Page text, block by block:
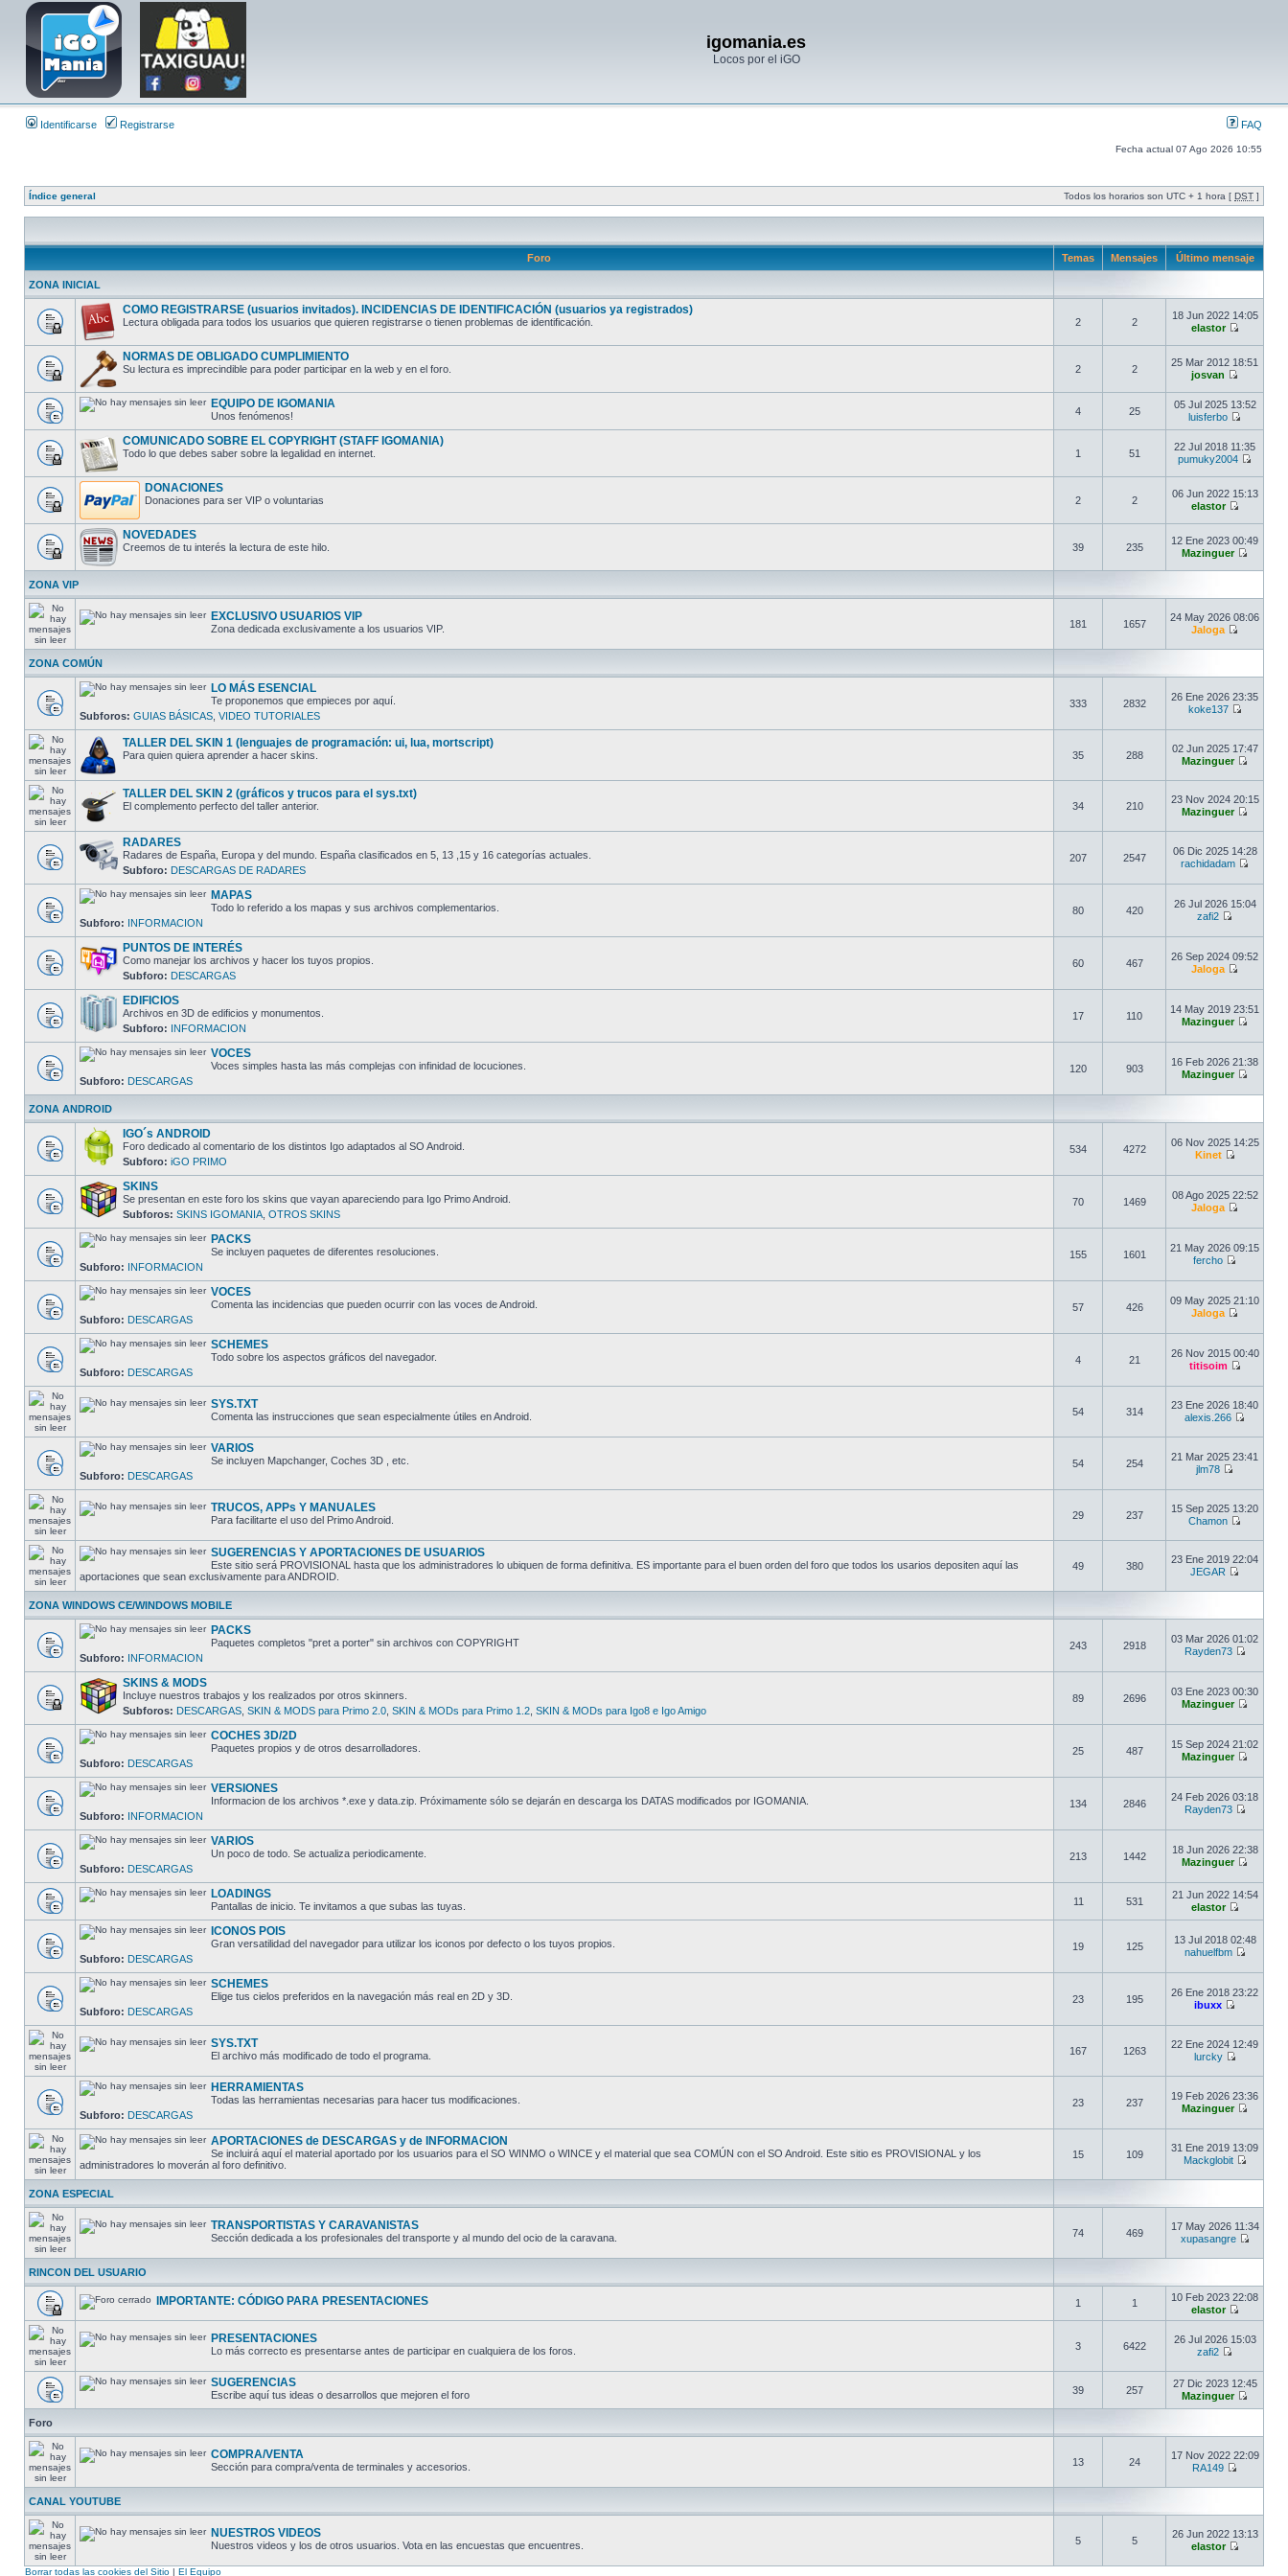
igomania.es
Locos por el iGO
Identificarse Registrarse FAQ
Fecha actual 07 Ago 2026 10:55
Índice general Todos los horarios son UTC + 1 hora [ DST ]
Foro Temas Mensajes Último mensaje
ZONA INICIAL
COMO REGISTRARSE (usuarios invitados). INCIDENCIAS DE IDENTIFICACIÓN (usuarios ya registrados)
Lectura obligada para todos los usuarios que quieren registrarse o tienen problemas de identificación. 2 2
18 Jun 2022 14:05
elastor
NORMAS DE OBLIGADO CUMPLIMIENTO
Su lectura es imprecindible para poder participar en la web y en el foro. 2 2
25 Mar 2012 18:51
josvan
EQUIPO DE IGOMANIA
Unos fenómenos! 4 25
05 Jul 2025 13:52
luisferbo
COMUNICADO SOBRE EL COPYRIGHT (STAFF IGOMANIA)
Todo lo que debes saber sobre la legalidad en internet. 1 51
22 Jul 2018 11:35
pumuky2004
DONACIONES
Donaciones para ser VIP o voluntarias 2 2
06 Jun 2022 15:13
elastor
NOVEDADES
Creemos de tu interés la lectura de este hilo. 39 235
12 Ene 2023 00:49
Mazinguer
ZONA VIP
EXCLUSIVO USUARIOS VIP
Zona dedicada exclusivamente a los usuarios VIP. 181 1657
24 May 2026 08:06
Jaloga
ZONA COMÚN
LO MÁS ESENCIAL
Te proponemos que empieces por aquí.
Subforos: GUIAS BÁSICAS VIDEO TUTORIALES
333 2832
26 Ene 2026 23:35
koke137
TALLER DEL SKIN 1 (lenguajes de programación: ui, lua, mortscript)
Para quien quiera aprender a hacer skins. 35 288
02 Jun 2025 17:47
Mazinguer
TALLER DEL SKIN 2 (gráficos y trucos para el sys.txt)
El complemento perfecto del taller anterior. 34 210
23 Nov 2024 20:15
Mazinguer
RADARES
Radares de España, Europa y del mundo. España clasificados en 5, 13 ,15 y 16 categorías actuales.
Subforo: DESCARGAS DE RADARES
207 2547
06 Dic 2025 14:28
rachidadam
MAPAS
Todo lo referido a los mapas y sus archivos complementarios.
Subforo: INFORMACION
80 420
26 Jul 2026 15:04
zafi2
PUNTOS DE INTERÉS
Como manejar los archivos y hacer los tuyos propios.
Subforo: DESCARGAS
60 467
26 Sep 2024 09:52
Jaloga
EDIFICIOS
Archivos en 3D de edificios y monumentos.
Subforo: INFORMACION
17 110
14 May 2019 23:51
Mazinguer
VOCES
Voces simples hasta las más complejas con infinidad de locuciones.
Subforo: DESCARGAS
120 903
16 Feb 2026 21:38
Mazinguer
ZONA ANDROID
IGO´s ANDROID
Foro dedicado al comentario de los distintos Igo adaptados al SO Android.
Subforo: iGO PRIMO
534 4272
06 Nov 2025 14:25
Kinet
SKINS
Se presentan en este foro los skins que vayan apareciendo para Igo Primo Android.
Subforos: SKINS IGOMANIA OTROS SKINS
70 1469
08 Ago 2025 22:52
Jaloga
PACKS
Se incluyen paquetes de diferentes resoluciones.
Subforo: INFORMACION
155 1601
21 May 2026 09:15
fercho
VOCES
Comenta las incidencias que pueden ocurrir con las voces de Android.
Subforo: DESCARGAS
57 426
09 May 2025 21:10
Jaloga
SCHEMES
Todo sobre los aspectos gráficos del navegador.
Subforo: DESCARGAS
4 21
26 Nov 2015 00:40
titisoim
SYS.TXT
Comenta las instrucciones que sean especialmente útiles en Android. 54 314
23 Ene 2026 18:40
alexis.266
VARIOS
Se incluyen Mapchanger, Coches 3D , etc.
Subforo: DESCARGAS
54 254
21 Mar 2025 23:41
jlm78
TRUCOS, APPs Y MANUALES
Para facilitarte el uso del Primo Android. 29 237
15 Sep 2025 13:20
Chamon
SUGERENCIAS Y APORTACIONES DE USUARIOS
Este sitio será PROVISIONAL hasta que los administradores lo ubiquen de forma definitiva. ES importante para el buen orden del foro que todos los usarios depositen aquí las
aportaciones que sean exclusivamente para ANDROID.
49 380
23 Ene 2019 22:04
JEGAR
ZONA WINDOWS CE/WINDOWS MOBILE
PACKS
Paquetes completos "pret a porter" sin archivos con COPYRIGHT
Subforo: INFORMACION
243 2918
03 Mar 2026 01:02
Rayden73
SKINS & MODS
Incluye nuestros trabajos y los realizados por otros skinners.
Subforos: DESCARGAS SKIN & MODS para Primo 2.0 SKIN & MODs para Primo 1.2 SKIN & MODs para Igo8 e Igo Amigo
89 2696
03 Ene 2023 00:30
Mazinguer
COCHES 3D/2D
Paquetes propios y de otros desarrolladores.
Subforo: DESCARGAS
25 487
15 Sep 2024 21:02
Mazinguer
VERSIONES
Informacion de los archivos *.exe y data.zip. Próximamente sólo se dejarán en descarga los DATAS modificados por IGOMANIA.
Subforo: INFORMACION
134 2846
24 Feb 2026 03:18
Rayden73
VARIOS
Un poco de todo. Se actualiza periodicamente.
Subforo: DESCARGAS
213 1442
18 Jun 2026 22:38
Mazinguer
LOADINGS
Pantallas de inicio. Te invitamos a que subas las tuyas. 11 531
21 Jun 2022 14:54
elastor
ICONOS POIS
Gran versatilidad del navegador para utilizar los iconos por defecto o los tuyos propios.
Subforo: DESCARGAS
19 125
13 Jul 2018 02:48
nahuelfbm
SCHEMES
Elige tus cielos preferidos en la navegación más real en 2D y 3D.
Subforo: DESCARGAS
23 195
26 Ene 2018 23:22
ibuxx
SYS.TXT
El archivo más modificado de todo el programa. 167 1263
22 Ene 2024 12:49
lurcky
HERRAMIENTAS
Todas las herramientas necesarias para hacer tus modificaciones.
Subforo: DESCARGAS
23 237
19 Feb 2026 23:36
Mazinguer
APORTACIONES de DESCARGAS y de INFORMACION
Se incluirá aquí el material aportado por los usuarios para el SO WINMO o WINCE y el material que sea COMÚN con el SO Android. Este sitio es PROVISIONAL y los
administradores lo moverán al foro definitivo.
15 109
31 Ene 2019 13:09
Mackglobit
ZONA ESPECIAL
TRANSPORTISTAS Y CARAVANISTAS
Sección dedicada a los profesionales del transporte y al mundo del ocio de la caravana. 74 469
17 May 2026 11:34
xupasangre
RINCON DEL USUARIO
IMPORTANTE: CÓDIGO PARA PRESENTACIONES 1 1
10 Feb 2023 22:08
elastor
PRESENTACIONES
Lo más correcto es presentarse antes de participar en cualquiera de los foros. 3 6422
26 Jul 2026 15:03
zafi2
SUGERENCIAS
Escribe aquí tus ideas o desarrollos que mejoren el foro 39 257
27 Dic 2023 12:45
Mazinguer
Foro
COMPRA/VENTA
Sección para compra/venta de terminales y accesorios. 13 24
17 Nov 2022 22:09
RA149
CANAL YOUTUBE
NUESTROS VIDEOS
Nuestros videos y los de otros usuarios. Vota en las encuestas que encuentres. 5 5
26 Jun 2022 13:13
elastor
Borrar todas las cookies del Sitio | El Equipo